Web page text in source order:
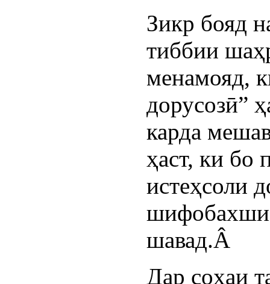
Зикр бояд
тиббии
менамояд,
дорусозӣ”
карда
ҳаст, ки бо
истеҳсоли
шифобахши
шавад.Â
Дар соҳаи